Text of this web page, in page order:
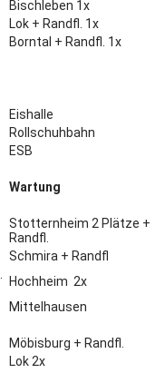
Bischleben 1x
Lok + Randfl. 1x
Borntal + Randfl. 1x
Eishalle
Rollschuhbahn
ESB
Wartung
Stotternheim 2 Plätze +
Randfl.
Schmira + Randfl
Hochheim 2x
Mittelhausen
Möbisburg + Randfl.
Lok 2x